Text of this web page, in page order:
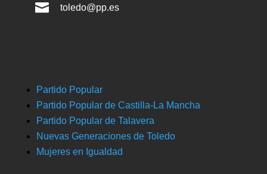
 toledo@pp.es
Partido Popular
Partido Popular de Castilla-La Mancha
Partido Popular de Talavera
Nuevas Generaciones de Toledo
Mujeres en Igualdad